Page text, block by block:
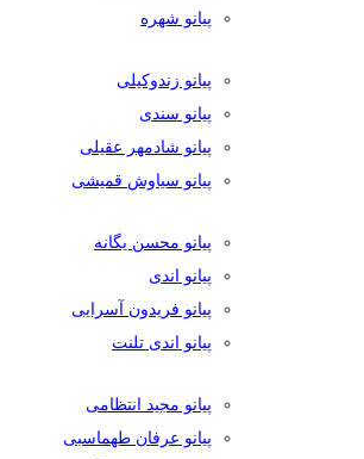
پیانو شهره
پیانو زندوکیلی
پیانو سندی
پیانو شادمهر عقیلی
پیانو سیاوش قمیشی
پیانو محسن یگانه
پیانو اندی
پیانو فریدون آسرایی
پیانو اندی تلنت
پیانو مجید انتظامی
پیانو عرفان طهماسبی